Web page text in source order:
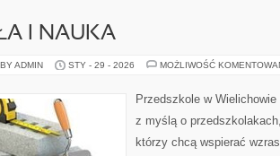
I NAUKA
ADMIN STY - 29 - 2026 MOŻLIWOŚĆ
Przedszkole w
z myślą o
którzy chcą wspierać